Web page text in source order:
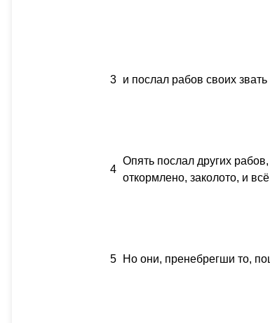
3 и послал рабов своих
4
Опять послал других
откормлено, заколото, и
5 Но они, пренебрегши то,